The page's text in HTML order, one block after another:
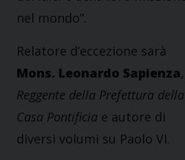
nel mondo”.
Relatore d’eccezione sarà
Mons. Leonardo Sapienza,
Reggente della Prefettura della
Casa Pontificia e autore di
diversi volumi su Paolo VI.